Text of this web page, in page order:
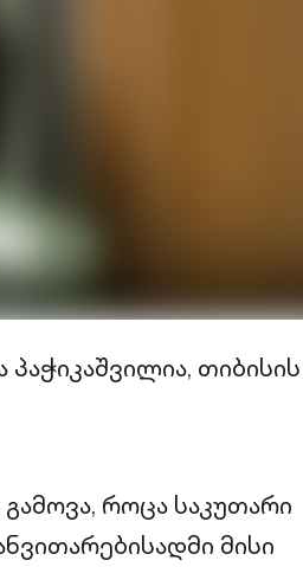
პაჭიკაშვილია, თიბისის
როცა საკუთარი
მისი